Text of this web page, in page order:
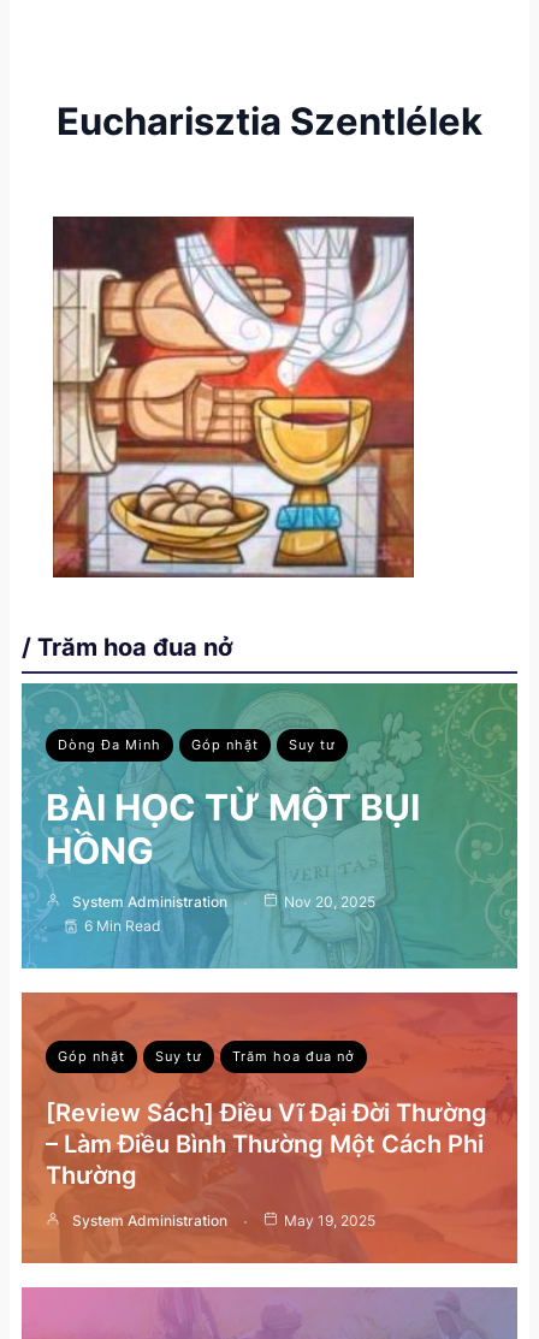
Eucharisztia Szentlélek
/ Trăm hoa đua nở
Dòng Đa Minh Góp nhặt Suy tư
BÀI HỌC TỪ MỘT BỤI
HỒNG
System Administration
Nov 20, 2025
6 Min Read
Góp nhặt Suy tư Trăm hoa đua nở
[Review Sách] Điều Vĩ Đại Đời Thường
– Làm Điều Bình Thường Một Cách Phi
Thường
System Administration May 19, 2025